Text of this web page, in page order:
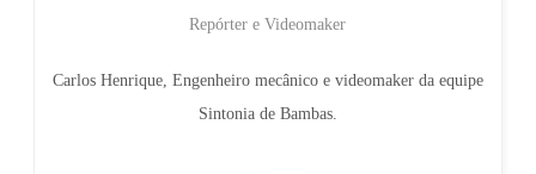
Repórter e Videomaker
Carlos Henrique, Engenheiro mecânico e videomaker da equipe
Sintonia de Bambas.